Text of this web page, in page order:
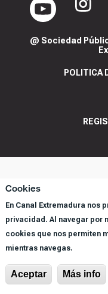
Cookies
En Canal Extremadura nos
privacidad. Al navegar por
cookies que nos permiten
mientras navegas.
Aceptar Más info
@ Sociedad
POLITICA